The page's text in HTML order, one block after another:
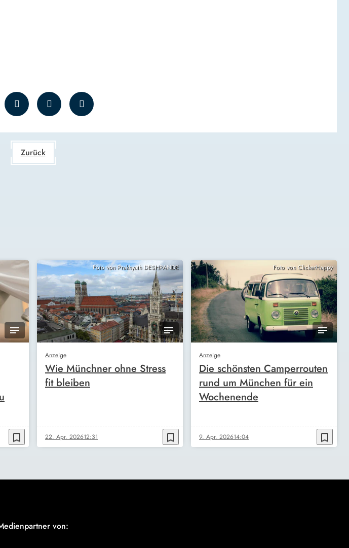
Zurück
bookmark_border
Foto von Prakhyath DESHPANDE
Anzeige
Wie Münchner ohne Stress
fit bleiben
22. Apr. 202612:31 bookmark_border
Foto von ClickerHappy
Anzeige
Die schönsten Camperrouten
rund um München für ein
Wochenende
9. Apr. 202614:04 bookmark_border
von: